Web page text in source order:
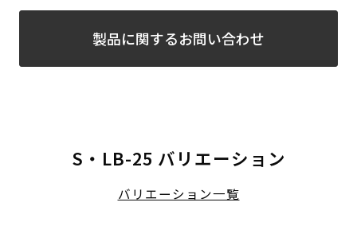
製品に関するお問い合わせ
S・LB-25 バリエーション
バリエーション一覧